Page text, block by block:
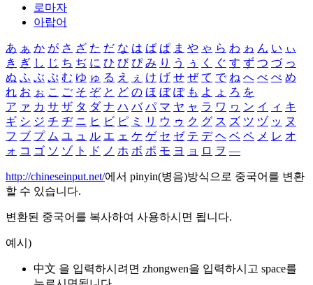
로마자
아랍어
あ ぁ か が さ ざ た だ な は ば ぱ ま や ゃ ら わ ゎ ん い ぃ
き ぎ し じ ち ぢ に ひ び ぴ み り う ぅ く ぐ す ず つ づ っ
ぬ ふ ぶ ぷ む ゆ ゅ る え ぇ け げ せ ぜ て で ね へ べ ぺ め
れ お ぉ こ ご そ ぞ と ど の ほ ぼ ぽ も よ ょ ろ を
ア ァ カ サ ザ タ ダ ナ ハ バ パ マ ヤ ャ ラ ワ ヮ ン イ ィ キ
ギ シ ジ チ ヂ ニ ヒ ビ ピ ミ リ ウ ゥ ク グ ス ズ ツ ヅ ッ ヌ
フ ブ プ ム ユ ュ ル エ ェ ケ ゲ セ ゼ テ デ ヘ ベ ペ メ レ オ
ォ コ ゴ ソ ゾ ト ド ノ ホ ボ ポ モ ヨ ョ ロ ヲ ―
http://chineseinput.net/에서 pinyin(병음)방식으로 중국어를 변환
할 수 있습니다.
변환된 중국어를 복사하여 사용하시면 됩니다.
예시)
中文 을 입력하시려면 zhongwen을 입력하시고 space를